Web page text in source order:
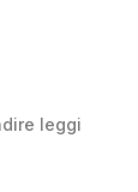
leggi